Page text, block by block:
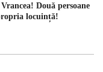
Două persoane
locuință!